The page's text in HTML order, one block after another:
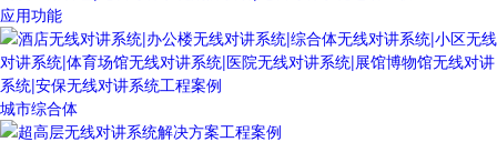
应用功能
城市综合体